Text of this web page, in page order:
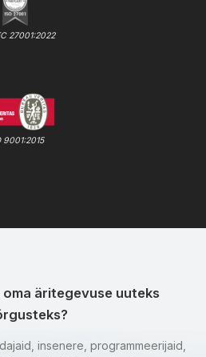
27001:2022
9001:2015
äritegevuse uuteks
insenere, programmeerijaid,